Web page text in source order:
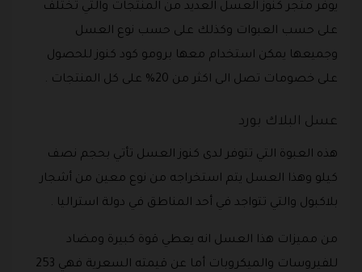
يوفر متجر كنوز العسل العديد من المنتجات والتي تختلف
على حسب العبوات وكذلك على حسب نوع العسل
وجميعها يمكن استخدام معها برومو كود كنوز للحصول
على خصومات تصل الى اكثر من 20% على كل المنتجات .
عسل البلاك بورد
هذه العبوة التي تتوفر لدى كنوز العسل تأتي بحجم نصف
كيلو وهذا العسل يتم استخراجه من نوع معين من أشجار
بلاكبول والتي تتواجد في أحد المناطق في دولة استراليا .
من مميزات هذا العسل انه يعطي قوة كبيرة ومضاد
للفيروسات والميكروبات أما عن قيمته السعرية فهي 253